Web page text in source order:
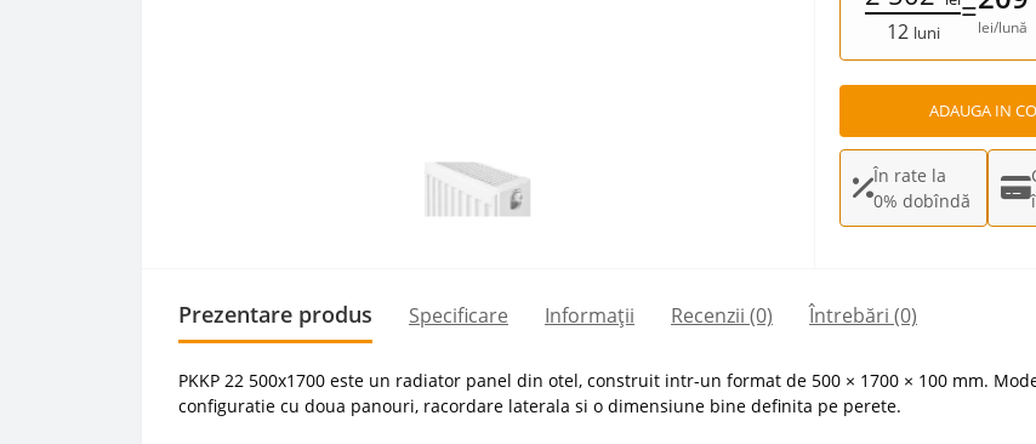
12 luni
=lei/lună
ADAUGA IN
În rate la
0% dobîndă
Prezentare produs Specificare Informații Recenzii (0) Întrebări (0)
PKKP 22 500x1700 este un radiator panel din otel, construit intr-un format de 500 × 1700 × 100 mm.
configuratie cu doua panouri, racordare laterala si o dimensiune bine definita pe perete.